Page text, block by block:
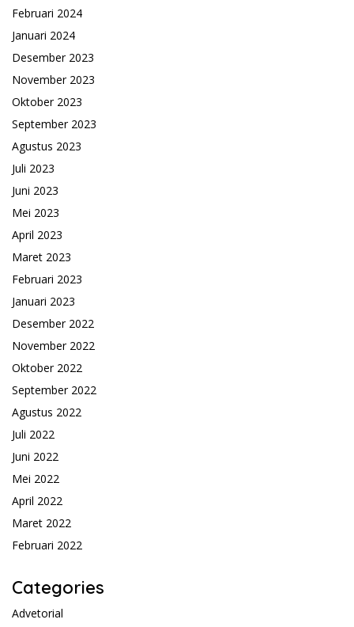
Februari 2024
Januari 2024
Desember 2023
November 2023
Oktober 2023
September 2023
Agustus 2023
Juli 2023
Juni 2023
Mei 2023
April 2023
Maret 2023
Februari 2023
Januari 2023
Desember 2022
November 2022
Oktober 2022
September 2022
Agustus 2022
Juli 2022
Juni 2022
Mei 2022
April 2022
Maret 2022
Februari 2022
Categories
Advetorial